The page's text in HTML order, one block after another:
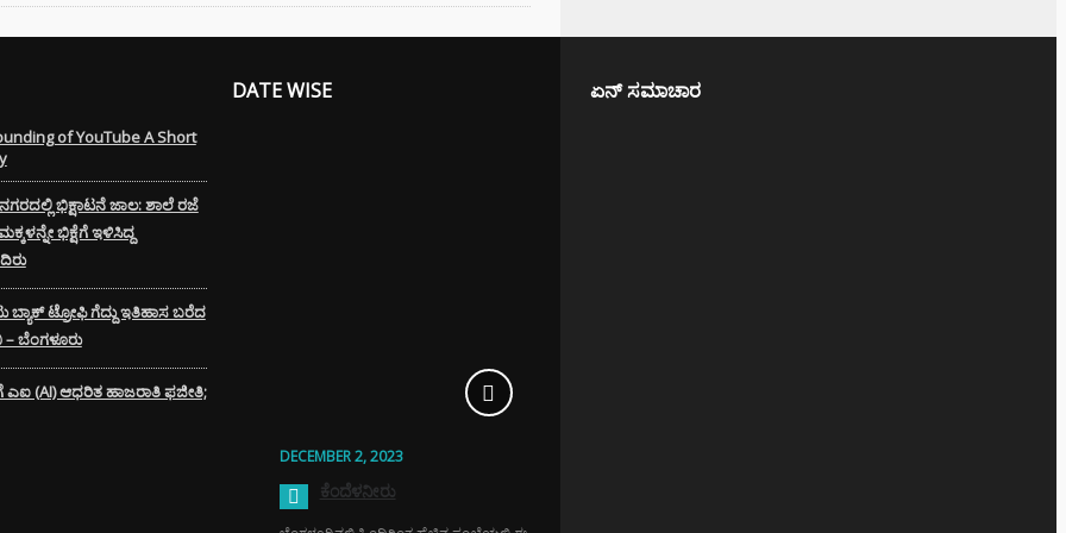
: ವೃದ್ಧೆ ಆಸ್ತಿ ಮಾರಿ
ಲೂಟಿ
ಚಿನ್ನದ
ದೊಡ್ಡ ಹೊಡೆತ
ಶೈನಿಂಗ್
ಬೀಟ್ರೂಟ್‌ನ ಈ
ಟಿಪ್ಸ್
of YouTube A Short
ಭಿಕ್ಷಾಟನೆ ಜಾಲ: ಶಾಲೆ ರಜೆ
ಭಿಕ್ಷೆಗೆ ಇಳಿಸಿದ್ದ
ಬ್ಯಾಕ್ ಟ್ರೋಫಿ ಗೆದ್ದು ಇತಿಹಾಸ ಬರೆದ
ಬೆಂಗಳೂರು
ಎಐ (AI) ಆಧರಿತ ಹಾಜರಾತಿ ಫಜೀತಿ;
DATE WISE
DECEMBER 2, 2023
ಕೆಂದೆಳನೀರು
ಏನ್ ಸಮಾಚಾರ